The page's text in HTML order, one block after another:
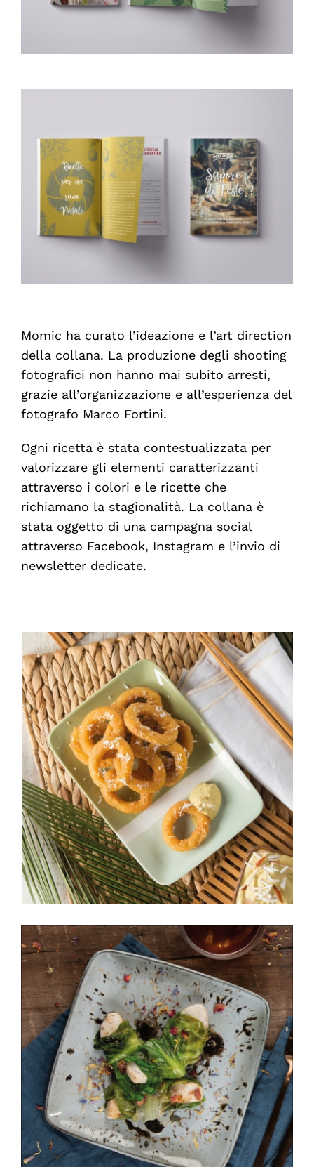
Momic ha curato l’ideazione e l’art direction
della collana. La produzione degli shooting
fotografici non hanno mai subito arresti,
grazie all’organizzazione e all’esperienza del
fotografo Marco Fortini.
Ogni ricetta è stata contestualizzata per
valorizzare gli elementi caratterizzanti
attraverso i colori e le ricette che
richiamano la stagionalità. La collana è
stata oggetto di una campagna social
attraverso Facebook, Instagram e l’invio di
newsletter dedicate.